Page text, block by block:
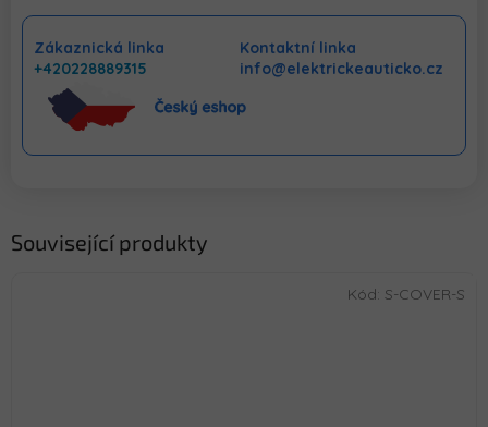
Zákaznická linka
+420228889315
Kontaktní linka
info@elektrickeauticko.cz
Související produkty
Kód: S-COVER-S